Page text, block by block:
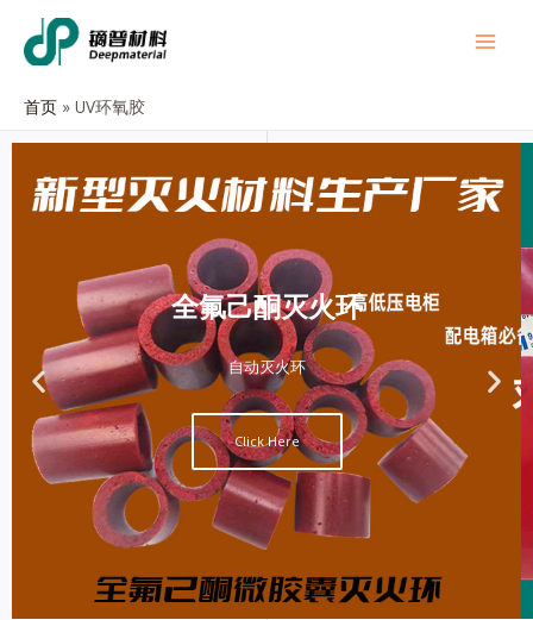
首页 UV环氧胶
全氟己酮灭火环
自动灭火环
Click Here